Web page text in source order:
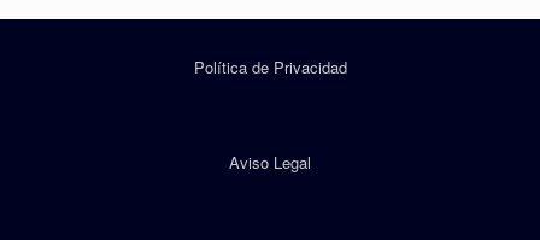
Política de Privacidad
Aviso Legal